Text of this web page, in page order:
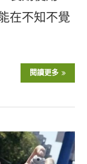
在不知不覺
閱讀更多